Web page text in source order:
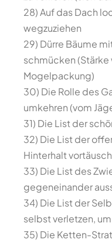
28) Auf das Dach
wegzuziehen
29) Dürre Bäume
schmücken (Stärke
Mogelpackung)
30) Die Rolle des
umkehren (vom
31) Die List der
32) Die List der
Hinterhalt
33) Die List des
gegeneinander
34) Die List der
selbst verletzen,
35) Die Ketten-